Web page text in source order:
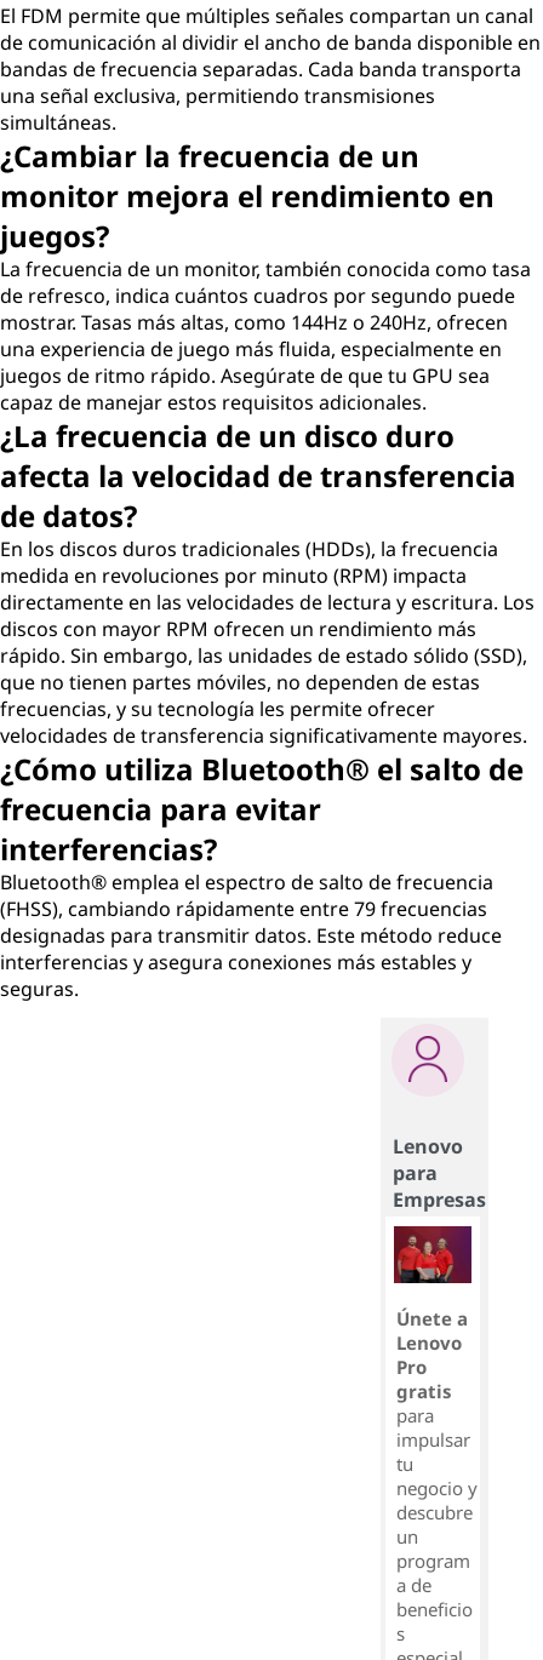
El FDM permite que múltiples señales compartan un canal
de comunicación al dividir el ancho de banda disponible en
bandas de frecuencia separadas. Cada banda transporta
una señal exclusiva, permitiendo transmisiones
simultáneas.
¿Cambiar la frecuencia de un
monitor mejora el rendimiento en
juegos?
La frecuencia de un monitor, también conocida como tasa
de refresco, indica cuántos cuadros por segundo puede
mostrar. Tasas más altas, como 144Hz o 240Hz, ofrecen
una experiencia de juego más fluida, especialmente en
juegos de ritmo rápido. Asegúrate de que tu GPU sea
capaz de manejar estos requisitos adicionales.
¿La frecuencia de un disco duro
afecta la velocidad de transferencia
de datos?
En los discos duros tradicionales (HDDs), la frecuencia
medida en revoluciones por minuto (RPM) impacta
directamente en las velocidades de lectura y escritura. Los
discos con mayor RPM ofrecen un rendimiento más
rápido. Sin embargo, las unidades de estado sólido (SSD),
que no tienen partes móviles, no dependen de estas
frecuencias, y su tecnología les permite ofrecer
velocidades de transferencia significativamente mayores.
¿Cómo utiliza Bluetooth® el salto de
frecuencia para evitar
interferencias?
Bluetooth® emplea el espectro de salto de frecuencia
(FHSS), cambiando rápidamente entre 79 frecuencias
designadas para transmitir datos. Este método reduce
interferencias y asegura conexiones más estables y
seguras.
Lenovo
para
Empresas
Únete a
Lenovo
Pro
gratis
para
impulsar
tu
negocio y
descubre
un
program
a de
beneficio
s